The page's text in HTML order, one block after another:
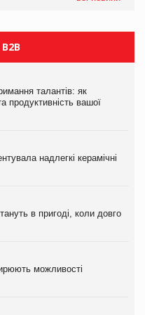
талантів: як
продуктивність вашої
надлегкі керамічні
в пригоді, коли довго
можливості